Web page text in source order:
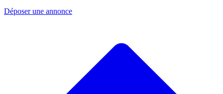
Déposer une annonce